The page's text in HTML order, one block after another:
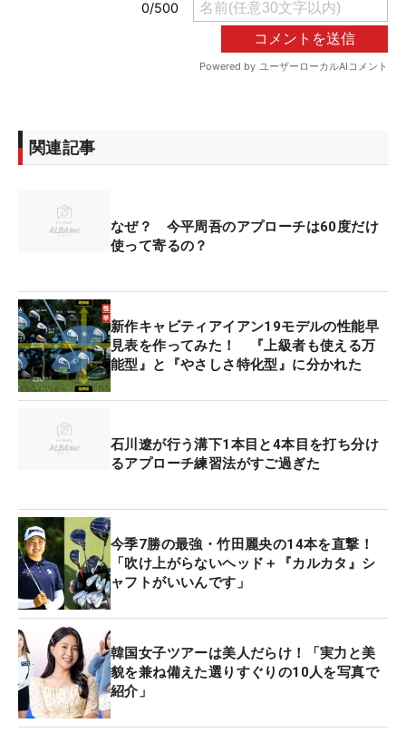
関連記事
なぜ？ 今平周吾のアプローチは60度だけ
使って寄るの？
新作キャビティアイアン19モデルの性能早
見表を作ってみた！ 『上級者も使える万
能型』と『やさしさ特化型』に分かれた
石川遼が行う溝下1本目と4本目を打ち分け
るアプローチ練習法がすご過ぎた
今季7勝の最強・竹田麗央の14本を直撃！
「吹け上がらないヘッド＋『カルカタ』シ
ャフトがいいんです」
韓国女子ツアーは美人だらけ！「実力と美
貌を兼ね備えた選りすぐりの10人を写真で
紹介」